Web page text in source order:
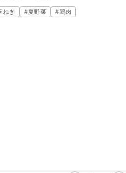
ださいね。
ねぎ #夏野菜 #鶏肉